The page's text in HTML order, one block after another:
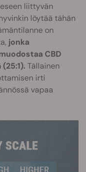
liittyvän
löytää tähän
on
jonka
CBD
Tällainen
irti
vapaa